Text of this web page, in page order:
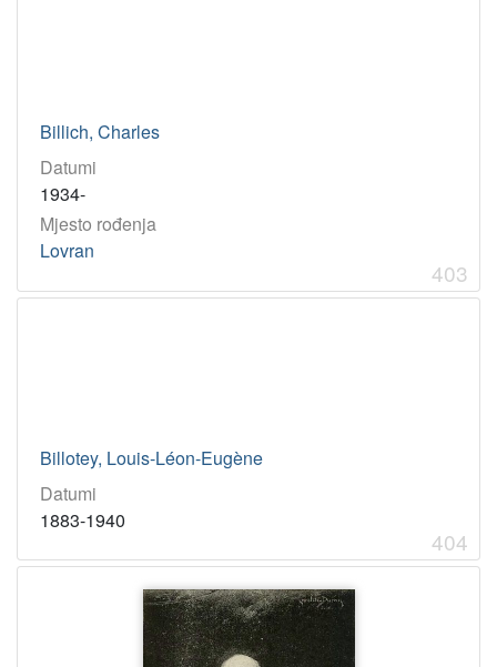
Billich, Charles
Datumi
1934-
Mjesto rođenja
Lovran
403
Billotey, Louis-Léon-Eugène
Datumi
1883-1940
404